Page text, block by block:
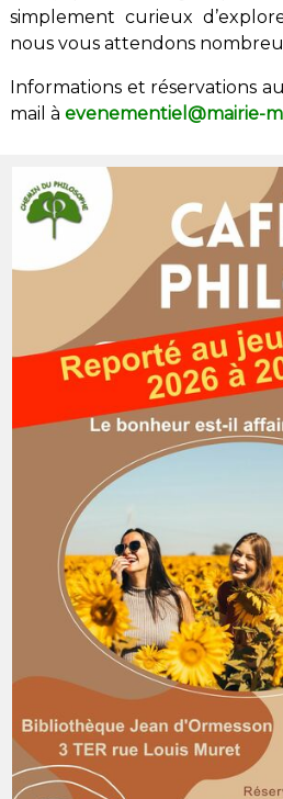
simplement curieux
nous vous attendons
Informations et réservations
mail à evenementiel@mairie-